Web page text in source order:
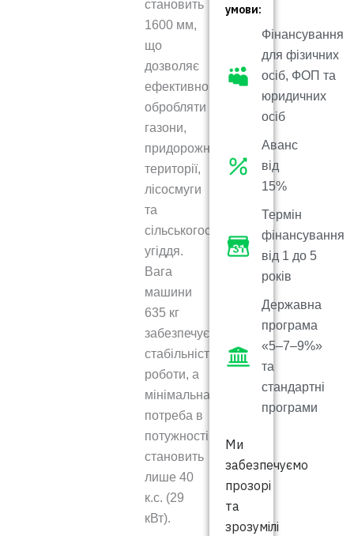
становить
1600 мм,
що
дозволяє
ефективно
обробляти
газони,
придорожні
території,
лісосмуги
та
сільськогосподарські
угіддя.
Вага
машини
635 кг
забезпечує
стабільність
роботи, а
мінімальна
потреба в
потужності
становить
лише 40
к.с. (29
кВт).
умови:
Фінансування
для фізичних
осіб, ФОП та
юридичних
осіб
Аванс
від
15%
Термін
фінансування
від 1 до 5
років
Державна
програма
«5–7–9%»
та
стандартні
програми
Ми
забезпечуємо
прозорі
та
зрозумілі